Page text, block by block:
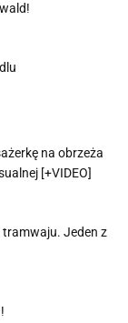
na obrzeża
[+VIDEO]
Jeden z